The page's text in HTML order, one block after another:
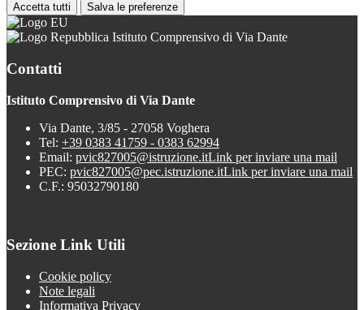
Accetta tutti Salva le preferenze
Istituto Comprensivo di Via Dante
Contatti
Istituto Comprensivo di Via Dante
Via Dante, 3/85 - 27058 Voghera
Tel: +39 0383 41759 - 0383 62994
Email: pvic827005@istruzione.itLink per inviare una mail
PEC: pvic827005@pec.istruzione.itLink per inviare una mail
C.F.: 95032790180
Sezione Link Utili
Cookie policy
Note legali
Informativa Privacy